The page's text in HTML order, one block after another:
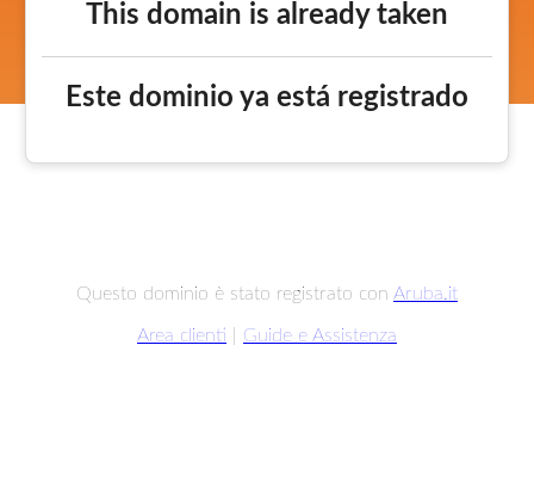
This domain is already taken
Este dominio ya está registrado
Questo dominio è stato registrato con Aruba.it
Area clienti Guide e Assistenza